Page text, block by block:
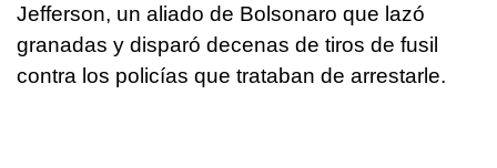
Jefferson, un aliado de Bolsonaro que lazó
granadas y disparó decenas de tiros de fusil
contra los policías que trataban de arrestarle.